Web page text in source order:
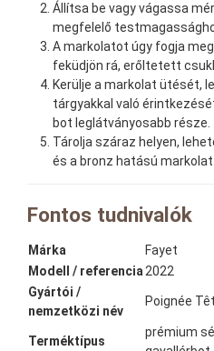
Állítsa be vagy vágassa
megfelelő
A markolatot úgy fogja
feküdjön rá, erőltetett
Kerülje a markolat ütését,
tárgyakkal való
bot leglátványosabb része.
Tárolja száraz helyen,
és a bronz hatású markolat
Fontos tudnivalók
Márka
Fayet
Modell / referencia 2022
Gyártói /
nemzetközi név
Poignée
Terméktípus
prémium